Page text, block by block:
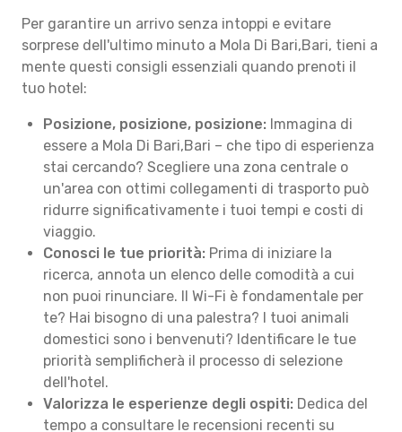
Per garantire un arrivo senza intoppi e evitare
sorprese dell'ultimo minuto a Mola Di Bari,Bari, tieni a
mente questi consigli essenziali quando prenoti il
tuo hotel:
Posizione, posizione, posizione: Immagina di
essere a Mola Di Bari,Bari – che tipo di esperienza
stai cercando? Scegliere una zona centrale o
un'area con ottimi collegamenti di trasporto può
ridurre significativamente i tuoi tempi e costi di
viaggio.
Conosci le tue priorità: Prima di iniziare la
ricerca, annota un elenco delle comodità a cui
non puoi rinunciare. Il Wi-Fi è fondamentale per
te? Hai bisogno di una palestra? I tuoi animali
domestici sono i benvenuti? Identificare le tue
priorità semplificherà il processo di selezione
dell'hotel.
Valorizza le esperienze degli ospiti: Dedica del
tempo a consultare le recensioni recenti su